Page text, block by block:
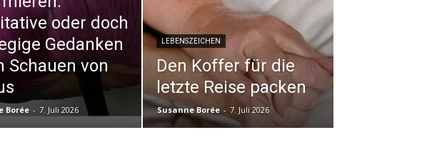
oder doch
Gedanken
Schauen von
Borée - 7. Juli 2026
LEBENSZEICHEN
Den Koffer für die
letzte Reise packen
Susanne Borée - 7. Juli 2026